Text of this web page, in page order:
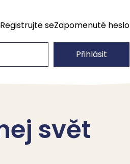
Registrujte seZapomenuté heslo
Přihlásit
svět